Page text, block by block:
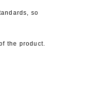
so
the product.